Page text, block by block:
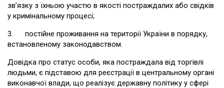
зв’язку з їхньою участю в якості постраждалих або свідків
у кримінальному процесі;
3. постійне проживання на території України в порядку,
встановленому законодавством.
Довідка про статус особи, яка постраждала від торгівлі
людьми, є підставою для реєстрації в центральному органі
виконавчої влади, що реалізує державну політику у сфері